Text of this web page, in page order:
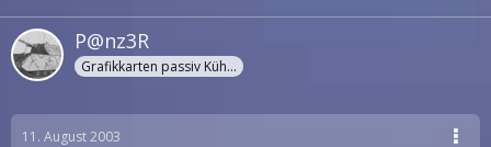
P@nz3R
Grafikkarten passiv Kühler
11. August 2003